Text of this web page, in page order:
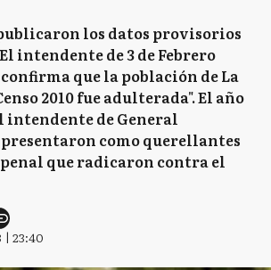
los datos provisorios
El intendente de 3 de Febrero
confirma que la población de La
2010 fue adulterada". El año
intendente de General
como querellantes
que radicaron contra el
| 23:40